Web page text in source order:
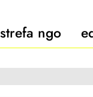
strefa ngo